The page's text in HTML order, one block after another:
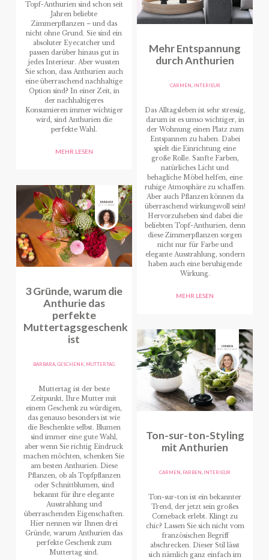
Topf-Anthurien sind schon seit
Jahren beliebte
Zimmerpflanzen – und das
nicht ohne Grund. Sie sind ein
absoluter Eyecatcher und
passen darüber hinaus gut in
jedes Interieur. Aber wussten
Sie schon, dass Anthurien auch
eine überraschend nachhaltige
Option sind? In einer Zeit, in
der nachhaltigeres
Konsumieren immer wichtiger
wird, sind Anthurien die
perfekte Wahl.
MEHR LESEN
3 Gründe, warum die
Anthurie das
perfekte
Muttertagsgeschenk
ist
BARBARA ,GESCHENK MUTTERTAG
Muttertag ist der beste
Zeitpunkt, Ihre Mutter mit
einem Geschenk zu würdigen,
das genauso besonders ist wie
die Beschenkte selbst. Blumen
sind immer eine gute Wahl,
aber wenn Sie richtig Eindruck
machen möchten, schenken Sie
am besten Anthurien. Diese
Pflanzen, ob als Topfpflanzen
oder Schnittblumen, sind
bekannt für ihre elegante
Ausstrahlung und
überraschenden Eigenschaften.
Hier nennen wir Ihnen drei
Gründe, warum Anthurien das
perfekte Geschenk zum
Muttertag sind.
Mehr Entspannung
durch Anthurien
CARMEN, INTERIEUR
Das Alltagsleben ist sehr stressig,
darum ist es umso wichtiger, in
der Wohnung einen Platz zum
Entspannen zu haben. Dabei
spielt die Einrichtung eine
große Rolle. Sanfte Farben,
natürliches Licht und
behagliche Möbel helfen, eine
ruhige Atmosphäre zu schaffen.
Aber auch Pflanzen können da
überraschend wirkungsvoll sein!
Hervorzuheben sind dabei die
beliebten Topf-Anthurien, denn
diese Zimmerpflanzen sorgen
nicht nur für Farbe und
elegante Ausstrahlung, sondern
haben auch eine beruhigende
Wirkung.
MEHR LESEN
Ton-sur-ton-Styling
mit Anthurien
CARMEN, FARBEN, INTERIEUR
Ton-sur-ton ist ein bekannter
Trend, der jetzt sein großes
Comeback erlebt. Klingt zu
chic? Lassen Sie sich nicht vom
französischen Begriff
abschrecken. Dieser Stil lässt
sich nämlich ganz einfach im